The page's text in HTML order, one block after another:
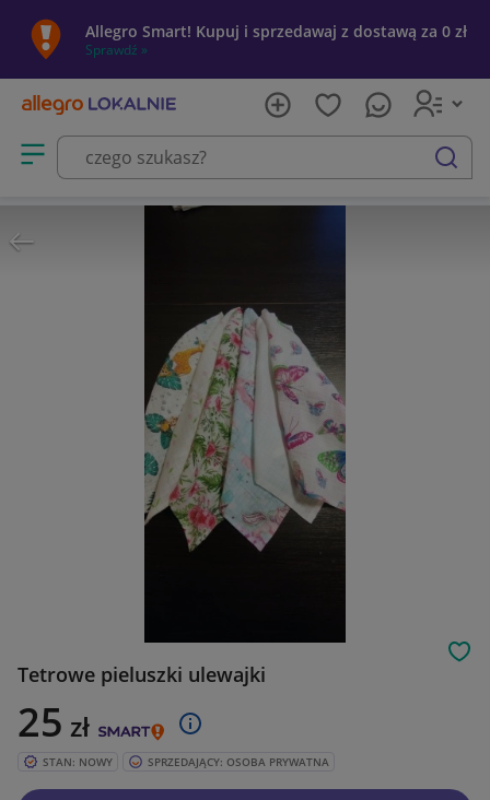
Allegro Smart! Kupuj i sprzedawaj z dostawą za 0 zł
Sprawdź »
Otwórz menu z kategoriami
szukaj
Tetrowe pieluszki ulewajki
25 zł
STAN: NOWY SPRZEDAJĄCY: OSOBA PRYWATNA